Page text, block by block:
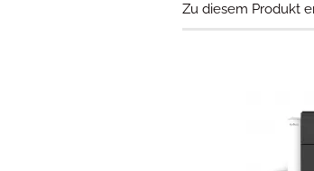
Zu diesem Produkt